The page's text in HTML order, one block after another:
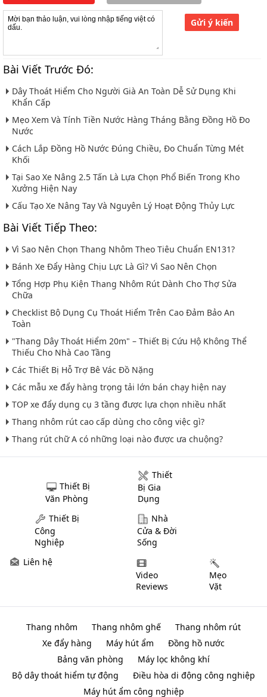
Gửi ý kiến
Bài Viết Trước Đó:
Dây Thoát Hiểm Cho Người Già An Toàn Dễ Sử Dụng Khi
Khẩn Cấp
Mẹo Xem Và Tính Tiền Nước Hàng Tháng Bằng Đồng Hồ Đo
Nước
Cách Lắp Đồng Hồ Nước Đúng Chiều, Đo Chuẩn Từng Mét
Khối
Tại Sao Xe Nâng 2.5 Tấn Là Lựa Chọn Phổ Biến Trong Kho
Xưởng Hiện Nay
Cấu Tạo Xe Nâng Tay Và Nguyên Lý Hoạt Động Thủy Lực
Bài Viết Tiếp Theo:
Vì Sao Nên Chọn Thang Nhôm Theo Tiêu Chuẩn EN131?
Bánh Xe Đẩy Hàng Chịu Lực Là Gì? Vì Sao Nên Chọn
Tổng Hợp Phụ Kiện Thang Nhôm Rút Dành Cho Thợ Sửa
Chữa
Checklist Bộ Dụng Cụ Thoát Hiểm Trên Cao Đảm Bảo An
Toàn
"Thang Dây Thoát Hiểm 20m" – Thiết Bị Cứu Hộ Không Thể
Thiếu Cho Nhà Cao Tầng
Các Thiết Bị Hỗ Trợ Bê Vác Đồ Nặng
Các mẫu xe đẩy hàng trọng tải lớn bán chạy hiện nay
TOP xe đẩy dụng cụ 3 tầng được lựa chọn nhiều nhất
Thang nhôm rút cao cấp dùng cho công việc gì?
Thang rút chữ A có những loại nào được ưa chuộng?
Thiết Bị
Văn Phòng
Thiết
Bị Gia
Dụng
Thiết Bị
Công
Nghiệp
Nhà
Cửa & Đời
Sống
Video
Reviews
Mẹo
Vặt
Liên hệ
Thang nhôm Thang nhôm ghế
Thang nhôm rút
Xe đẩy hàng
Máy hút ẩm
Đồng hồ nước
Bảng văn phòng
Máy lọc không khí
Bộ dây thoát hiểm tự động
Điều hòa di động công nghiệp
Máy hút ẩm công nghiệp